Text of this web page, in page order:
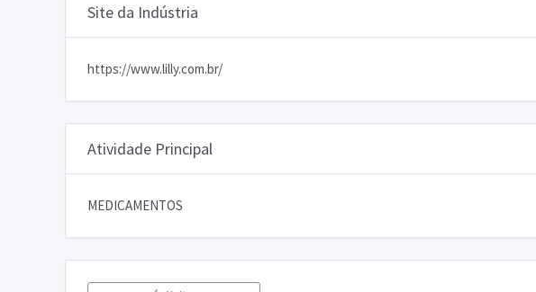
Site da Indústria
https://www.lilly.com.br/
Atividade Principal
MEDICAMENTOS